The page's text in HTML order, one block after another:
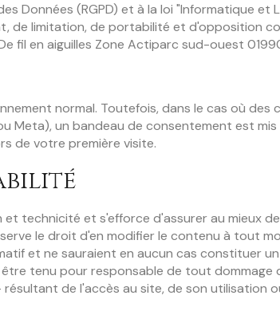
Données (RGPD) et à la loi "Informatique et
de limitation, de portabilité et d'opposition
fil en aiguilles Zone Actiparc sud-ouest 01990
normal. Toutefois, dans le cas où des
Meta), un bandeau de consentement est
de votre première visite.
et technicité et s'efforce d'assurer au mieux
le droit d'en modifier le contenu à tout
et ne sauraient en aucun cas constituer
tenu pour responsable de tout
de l'accès au site, de son utilisation